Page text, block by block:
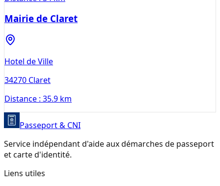
Mairie de Claret
Hotel de Ville
34270 Claret
Distance : 35.9 km
Passeport & CNI
Service indépendant d'aide aux démarches de passeport
et carte d'identité.
Liens utiles